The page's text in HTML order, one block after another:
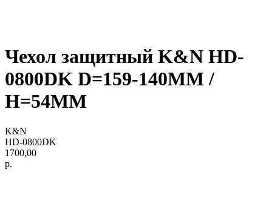
Чехол защитный K&N HD-
0800DK D=159-140MM /
H=54MM
K&N
HD-0800DK
1700,00
р.